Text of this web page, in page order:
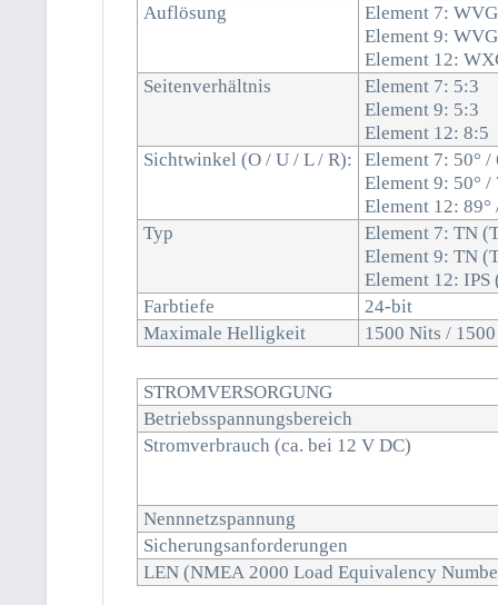
Auflösung
Element 7:
Element 9:
Element 12:
Seitenverhältnis
Element 7: 5:3
Element 9: 5:3
Element 12: 8:5
Sichtwinkel (O / U / L / R):
Element 7: 50° /
Element 9: 50° /
Element 12: 89°
Typ
Element 7: TN
Element 9: TN
Element 12:
Farbtiefe
24-bit
Maximale Helligkeit
1500 Nits /
STROMVERSORGUNG
Betriebsspannungsbereich
Stromverbrauch (ca. bei 12 V DC)
Nennnetzspannung
Sicherungsanforderungen
LEN (NMEA 2000 Load Equivalency